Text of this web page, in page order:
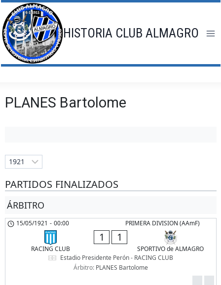
Saltar
al
contenido
HISTORIA CLUB ALMAGRO
PLANES Bartolome
PARTIDOS FINALIZADOS
ÁRBITRO
PRIMERA DIVISION (AAmF)
15/05/1921 - 00:00
RACING CLUB
1 1
SPORTIVO de ALMAGRO
Estadio Presidente Perón - RACING CLUB
Árbitro: PLANES Bartolome